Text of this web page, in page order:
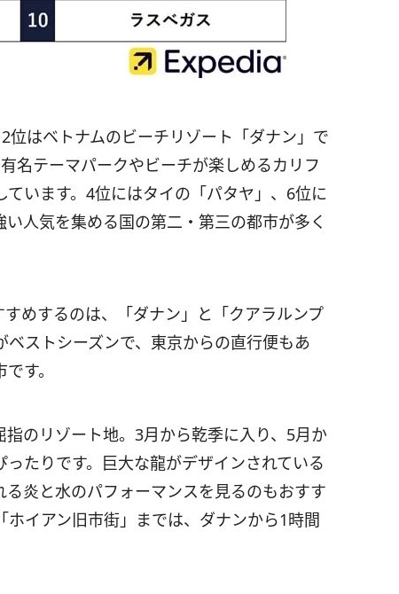
はベトナムのビーチリゾート「ダナン」で
名テーマパークやビーチが楽しめるカリフ
います。4位にはタイの「パタヤ」、6位に
人気を集める国の第二・第三の都市が多く
めするのは、「ダナン」と「クアラルンプ
ストシーズンで、東京からの直行便もあ
す。
のリゾート地。3月から乾季に入り、5月か
たりです。巨大な龍がデザインされている
炎と水のパフォーマンスを見るのもおすす
イアン旧市街」までは、ダナンから1時間